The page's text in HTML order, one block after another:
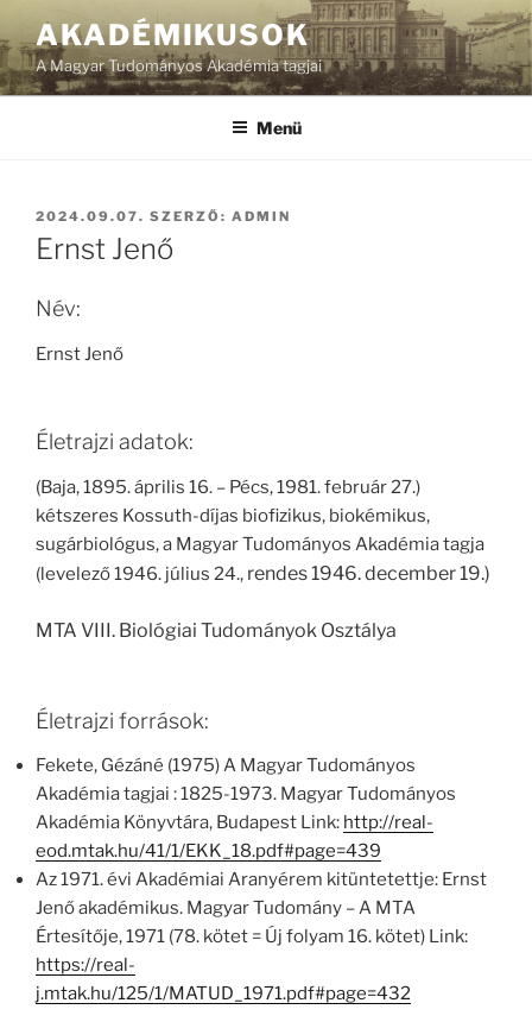
AKADÉMIKUSOK
A Magyar Tudományos Akadémia tagjai
Menü
BEKÜLDVE:
2024.09.07. SZERZŐ: ADMIN
Ernst Jenő
Név:
Ernst Jenő
Életrajzi adatok:
(Baja, 1895. április 16. – Pécs, 1981. február 27.)
kétszeres Kossuth-díjas biofizikus, biokémikus,
sugárbiológus, a Magyar Tudományos Akadémia tagja
(levelező 1946. július 24., rendes 1946. december 19.)
MTA VIII. Biológiai Tudományok Osztálya
Életrajzi források:
Fekete, Gézáné (1975) A Magyar Tudományos
Akadémia tagjai : 1825-1973. Magyar Tudományos
Akadémia Könyvtára, Budapest Link: http://real-
eod.mtak.hu/41/1/EKK_18.pdf#page=439
Az 1971. évi Akadémiai Aranyérem kitüntetettje: Ernst
Jenő akadémikus. Magyar Tudomány – A MTA
Értesítője, 1971 (78. kötet = Új folyam 16. kötet) Link:
https://real-
j.mtak.hu/125/1/MATUD_1971.pdf#page=432